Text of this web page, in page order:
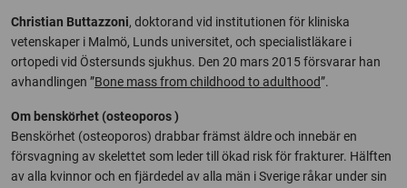
Christian Buttazzoni, doktorand vid institutionen för kliniska
vetenskaper i Malmö, Lunds universitet, och specialistläkare i
ortopedi vid Östersunds sjukhus. Den 20 mars 2015 försvarar han
avhandlingen ”Bone mass from childhood to adulthood”.
Om benskörhet (osteoporos )
Benskörhet (osteoporos) drabbar främst äldre och innebär en
försvagning av skelettet som leder till ökad risk för frakturer. Hälften
av alla kvinnor och en fjärdedel av alla män i Sverige råkar under sin